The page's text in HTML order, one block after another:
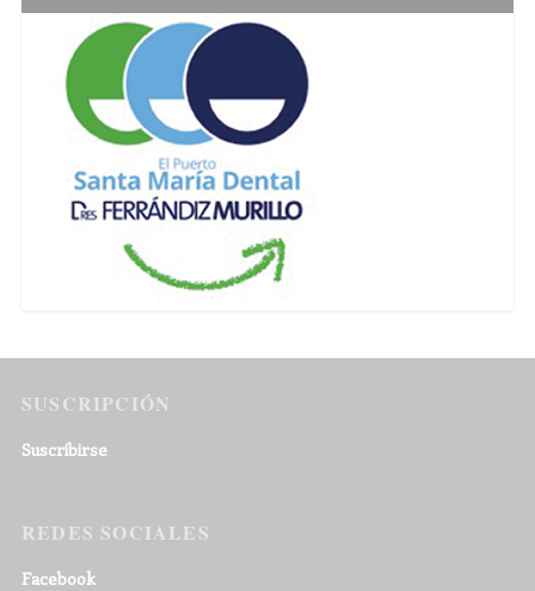
SUSCRIPCIÓN
Suscribirse
REDES SOCIALES
Facebook